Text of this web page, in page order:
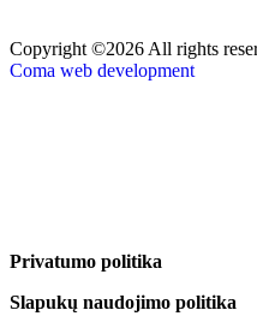
Copyright ©2026 All rights
Coma web development
Privatumo politika
Slapukų naudojimo politika